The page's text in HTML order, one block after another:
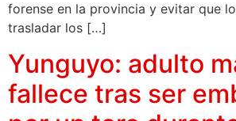
forense en la provincia y evitar que
trasladar los […]
Yunguyo: adulto
fallece tras ser